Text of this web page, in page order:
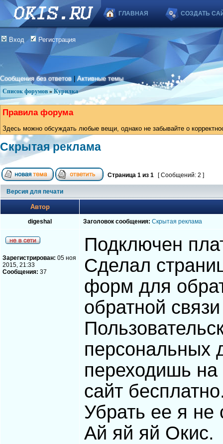
ГЛАВНАЯ СОЗДАТЬ
Вход Регистрация
Сообщения без ответов |Активные темы
Список форумов » Курилка
Правила форума
Здесь можно обсуждать любые вещи, однако не забывайте о
Скрытая реклама
Страница 1 из 1 [ Сообщений: 2 ]
Версия для печати
Автор
digeshal Заголовок сообщения: Скрытая реклама
Зарегистрирован: 05 ноя
2015, 21:33
Сообщения: 37
Подключен
Сделал
форм для
обратной
персональных
переходишь на
сайт
Убрать ее я не
Ай яй яй Окис.